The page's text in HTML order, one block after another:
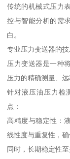
传统的机械式压力
控与智能分析的需
白。
专业压力变送器的
压力变送器是一种
压力的精确测量、远
针对液压油压力检
点：
高精度与稳定性：
线性度与重复性，
同时，长期稳定性